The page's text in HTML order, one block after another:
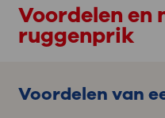
Voordelen en
ruggenprik
Voordelen van